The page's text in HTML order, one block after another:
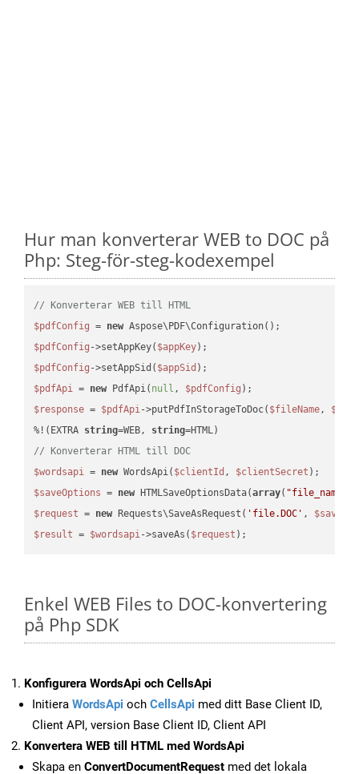
Hur man konverterar WEB to DOC på
Php: Steg-för-steg-kodexempel
// Konverterar WEB till HTML
$pdfConfig = new
$pdfConfig ->setAppKey( $appKey
$pdfConfig ->setAppSid( $appSid
$pdfApi = new PdfApi( null , $pdfConfig
$response = $pdfApi->putPdfInStorageToDoc( $fileName,
%!(EXTRA string=WEB, string
// Konverterar HTML till DOC
$wordsapi = new WordsApi( $clientId , $clientSecret
$saveOptions = new HTMLSaveOptionsData(array( "file_name"
$request = new Requests\SaveAsRequest( 'file.DOC' ,
$result = $wordsapi->saveAs( $request
Enkel WEB Files to DOC-konvertering
på Php SDK
Konfigurera WordsApi och CellsApi
Initiera WordsApi och CellsApi med ditt Base Client ID,
Client API, version Base Client ID, Client API
Konvertera WEB till HTML med WordsApi
Skapa en ConvertDocumentRequest med det lokala